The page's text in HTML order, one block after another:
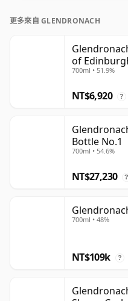
更多來自 GLENDRONACH
of
700ml • 51.9%
NT$6,920 ?
Bottle No.1
700ml • 54.6%
NT$27,230 ?
700ml • 48%
NT$109k ?